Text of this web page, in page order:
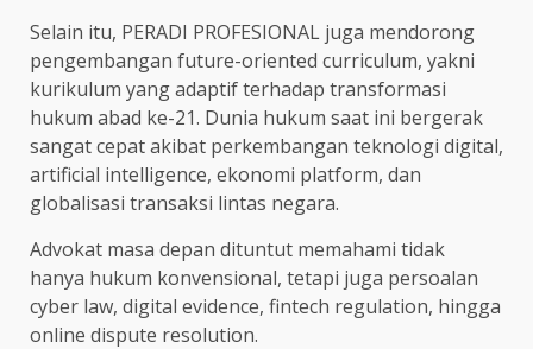
Selain itu, PERADI PROFESIONAL juga mendorong
pengembangan future-oriented curriculum, yakni
kurikulum yang adaptif terhadap transformasi
hukum abad ke-21. Dunia hukum saat ini bergerak
sangat cepat akibat perkembangan teknologi digital,
artificial intelligence, ekonomi platform, dan
globalisasi transaksi lintas negara.
Advokat masa depan dituntut memahami tidak
hanya hukum konvensional, tetapi juga persoalan
cyber law, digital evidence, fintech regulation, hingga
online dispute resolution.